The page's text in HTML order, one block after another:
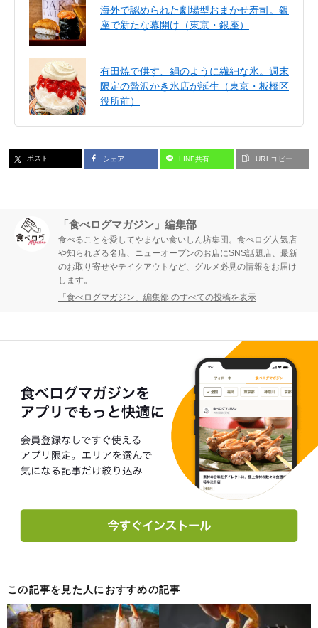
海外で認められた劇場型おまかせ寿司。銀
座で新たな幕開け（東京・銀座）
有田焼で供す、絹のように繊細な氷。週末
限定の贅沢かき氷店が誕生（東京・板橋区
役所前）
ポスト シェア LINE共有 URLコピー
「食べログマガジン」編集部
食べることを愛してやまない食いしん坊集団。食べログ人気店
や知られざる名店、ニューオープンのお店にSNS話題店、最新
のお取り寄せやテイクアウトなど、グルメ必見の情報をお届け
します。
「食べログマガジン」編集部 のすべての投稿を表示
この記事を見た人におすすめの記事